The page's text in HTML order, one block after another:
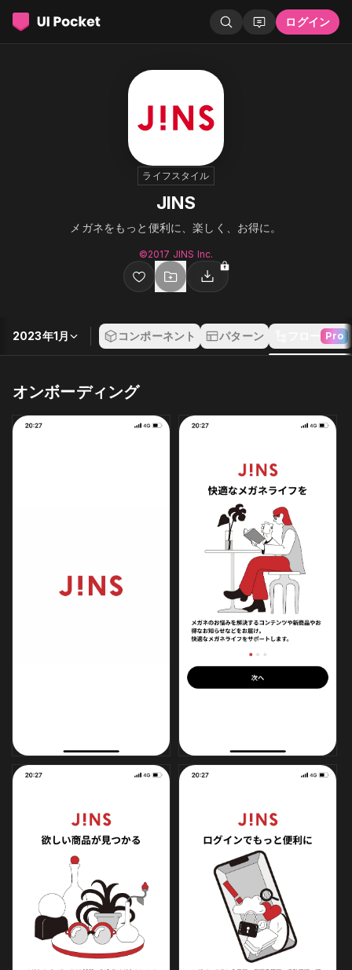
ログイン
ライフスタイル
JINS
メガネをもっと便利に、楽しく、お得に。
©︎2017 JINS Inc.
2023年1月 コンポーネント パターン フロー Pro
オンボーディング